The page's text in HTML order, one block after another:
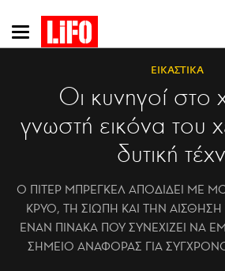
Παράκαμψη
προς
περιεχόμενο
ΕΙΚΑΣΤΙΚΑ
Οι κυνηγοί στο
γνωστή εικόνα του
δυτική
O ΠΙΤΕΡ ΜΠΡΕΓΚΕΛ ΑΠΟΔΙΔΕΙ ΜΕ
ΚΡΥΟ, ΤΗ ΣΙΩΠΗ ΚΑΙ ΤΗΝ ΑΙΣΘΗΣΗ
ΕΝΑΝ ΠΙΝΑΚΑ ΠΟΥ ΣΥΝΕΧΙΖΕΙ ΝΑ
ΣΗΜΕΙΟ ΑΝΑΦΟΡΑΣ ΓΙΑ